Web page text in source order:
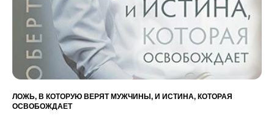
ЛОЖЬ, В КОТОРУЮ ВЕРЯТ МУЖЧИНЫ, И ИСТИНА, КОТОРАЯ
ОСВОБОЖДАЕТ